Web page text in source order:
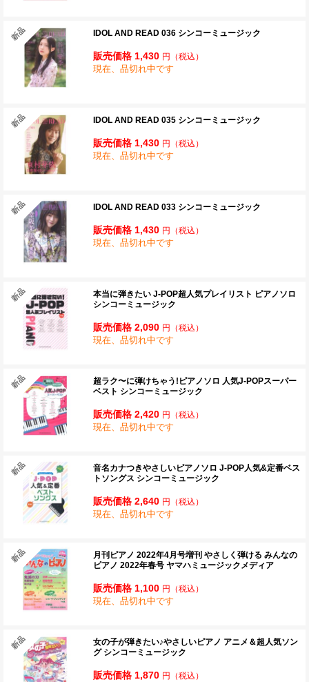
IDOL AND READ 036 シンコーミュージック
販売価格 1,430 円 （税込）
現在、品切れ中です
IDOL AND READ 035 シンコーミュージック
販売価格 1,430 円 （税込）
現在、品切れ中です
IDOL AND READ 033 シンコーミュージック
販売価格 1,430 円 （税込）
現在、品切れ中です
本当に弾きたい J-POP超人気プレイリスト ピアノソロ
シンコーミュージック
販売価格 2,090 円 （税込）
現在、品切れ中です
超ラク〜に弾けちゃう!ピアノソロ 人気J-POPスーパー
ベスト シンコーミュージック
販売価格 2,420 円 （税込）
現在、品切れ中です
音名カナつきやさしいピアノソロ J-POP人気&定番ベス
トソングス シンコーミュージック
販売価格 2,640 円 （税込）
現在、品切れ中です
月刊ピアノ 2022年4月号増刊 やさしく弾ける みんなの
ピアノ 2022年春号 ヤマハミュージックメディア
販売価格 1,100 円 （税込）
現在、品切れ中です
女の子が弾きたい♪やさしいピアノ アニメ＆超人気ソン
グ シンコーミュージック
販売価格 1,870 円 （税込）